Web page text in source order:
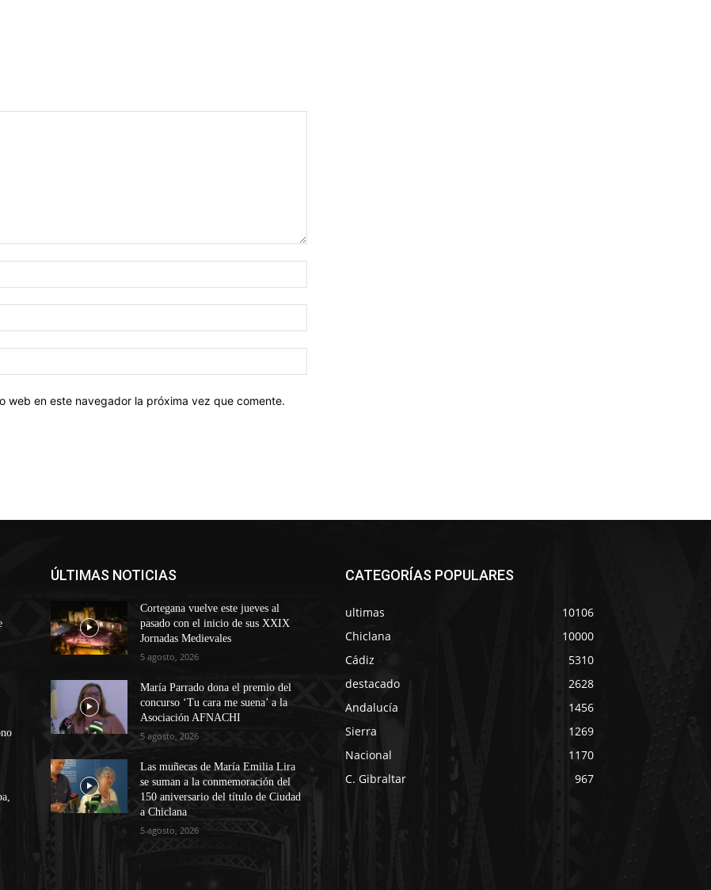
web en este navegador la próxima vez que comente.
ÚLTIMAS NOTICIAS
Cortegana vuelve este jueves al
pasado con el inicio de sus XXIX
Jornadas Medievales
5 agosto, 2026
María Parrado dona el premio del
concurso ‘Tu cara me suena’ a la
Asociación AFNACHI
5 agosto, 2026
Las muñecas de María Emilia Lira
se suman a la conmemoración del
150 aniversario del título de Ciudad
a Chiclana
5 agosto, 2026
CATEGORÍAS POPULARES
ultimas
10106
Chiclana
10000
Cádiz
5310
destacado
2628
Andalucía
1456
Sierra
1269
Nacional
1170
C. Gibraltar
967